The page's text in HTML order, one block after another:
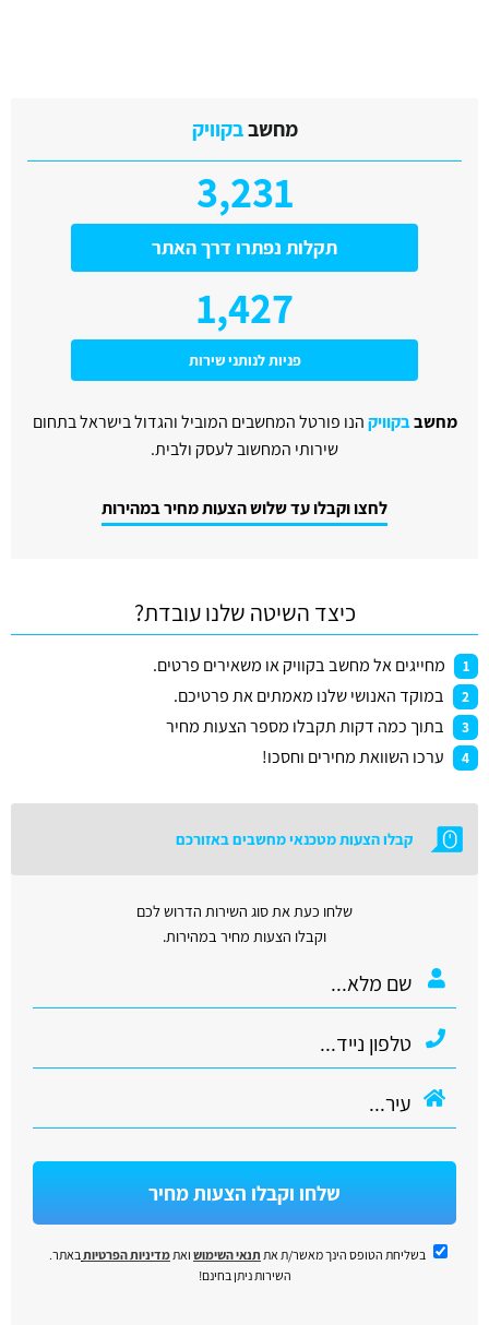
מחשבבקוויק
3,231
תקלות נפתרו דרך האתר
1,427
פניות לנותני שירות
מחשבבקוויקהנו פורטל המחשבים המוביל והגדול בישראל בתחום
שירותי המחשוב לעסק ולבית.
לחצו וקבלו עד שלוש הצעות מחיר במהירות
כיצד השיטה שלנו עובדת?
1 מחייגים אל מחשב בקוויק או משאירים פרטים.
2 במוקד האנושי שלנו מאמתים את פרטיכם.
3 בתוך כמה דקות תקבלו מספר הצעות מחיר
4 ערכו השוואת מחירים וחסכו!
קבלו הצעות מטכנאי מחשבים באזורכם
שלחו כעת את סוג השירות הדרוש לכם
וקבלו הצעות מחיר במהירות.
שלחו וקבלו הצעות מחיר
בשליחת הטופס הינך מאשר/ת את תנאי השימוש ואתמדיניות הפרטיותבאתר.
השירות ניתן בחינם!